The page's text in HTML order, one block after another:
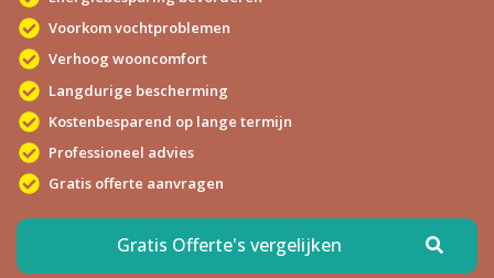
Voorkom vochtproblemen
Verhoog wooncomfort
Langdurige bescherming
Kostenbesparend op lange termijn
Professioneel advies
Gratis offerte aanvragen
Gratis Offerte's vergelijken